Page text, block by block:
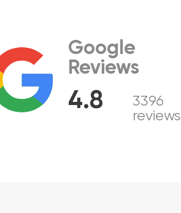
4.8
Google
Reviews
3396
reviews